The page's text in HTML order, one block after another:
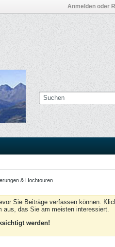
Anmelden oder
& Hochtouren
Sie Beiträge verfassen können.
aus, das Sie am meisten interessiert.
werden!